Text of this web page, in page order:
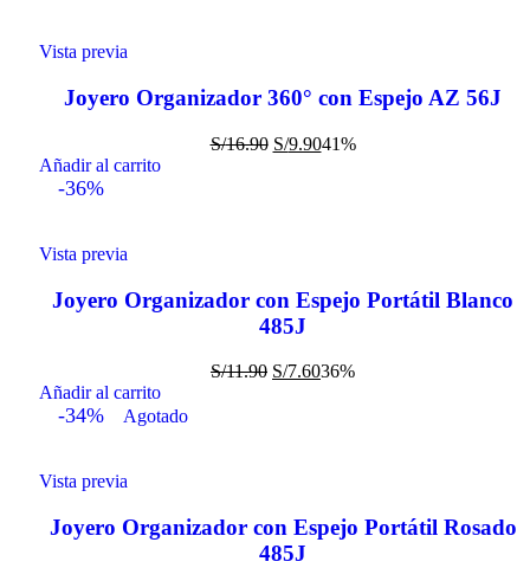
Vista previa
Joyero Organizador 360° con Espejo AZ 56J
S/16.90 S/9.9041%
Añadir al carrito
-36%
Vista previa
Joyero Organizador con Espejo Portátil Blanco
485J
S/11.90 S/7.6036%
Añadir al carrito
-34% Agotado
Vista previa
Joyero Organizador con Espejo Portátil Rosado
485J